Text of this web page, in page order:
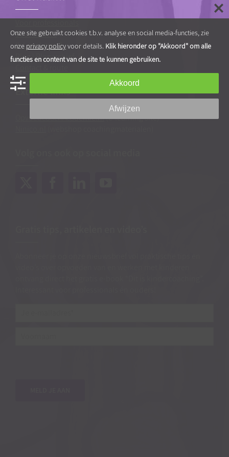
Voor ouders
Ik Leer Leren®
Blog|Blogarchief
Externe links
OpvoedcoachAcademie.nl(e-learning site)
Onze site gebruikt cookies t.b.v. analyse en social media-functies, zie
onze privacy policyvoor details. Klik hieronder op "Akkoord" om alle
functies en content van de site te kunnen gebruiken.
Akkoord
Afwijzen